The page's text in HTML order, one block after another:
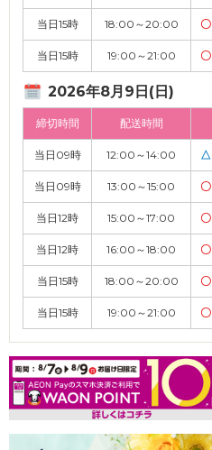
当日15時 18:00～20:00 〇
当日15時 19:00～21:00 〇
2026年8月9日(日)
締切時間 配送時間
当日09時 12:00～14:00 △
当日09時 13:00～15:00 〇
当日12時 15:00～17:00 〇
当日12時 16:00～18:00 〇
当日15時 18:00～20:00 〇
当日15時 19:00～21:00 〇